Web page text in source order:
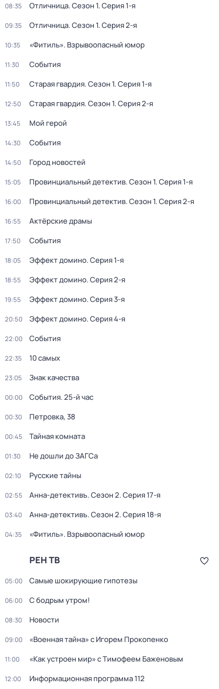
08:35 Отличница. Сезон 1. Серия 1-я
09:35 Отличница. Сезон 1. Серия 2-я
10:35 «Фитиль». Взрывоопасный юмор
11:30 События
11:50 Старая гвардия. Сезон 1. Серия 1-я
12:50 Старая гвардия. Сезон 1. Серия 2-я
13:45 Мой герой
14:30 События
14:50 Город новостей
15:05 Провинциальный детектив. Сезон 1. Серия 1-я
16:00 Провинциальный детектив. Сезон 1. Серия 2-я
16:55 Актёрские драмы
17:50 События
18:05 Эффект домино. Серия 1-я
18:55 Эффект домино. Серия 2-я
19:55 Эффект домино. Серия 3-я
20:50 Эффект домино. Серия 4-я
22:00 События
22:35 10 самых
23:05 Знак качества
00:00 События. 25-й час
00:30 Петровка, 38
00:45 Тайная комната
01:30 Не дошли до ЗАГСа
02:10 Русские тайны
02:55 Анна-детективъ. Сезон 2. Серия 17-я
03:40 Анна-детективъ. Сезон 2. Серия 18-я
04:35 «Фитиль». Взрывоопасный юмор
РЕН ТВ
05:00 Самые шoкиpующие гипотезы
06:00 С бодрым утром!
08:30 Новости
09:00 «Военная тайна» с Игорем Прокопенко
11:00 «Как устроен мир» с Тимофеем Баженовым
12:00 Информационная программа 112